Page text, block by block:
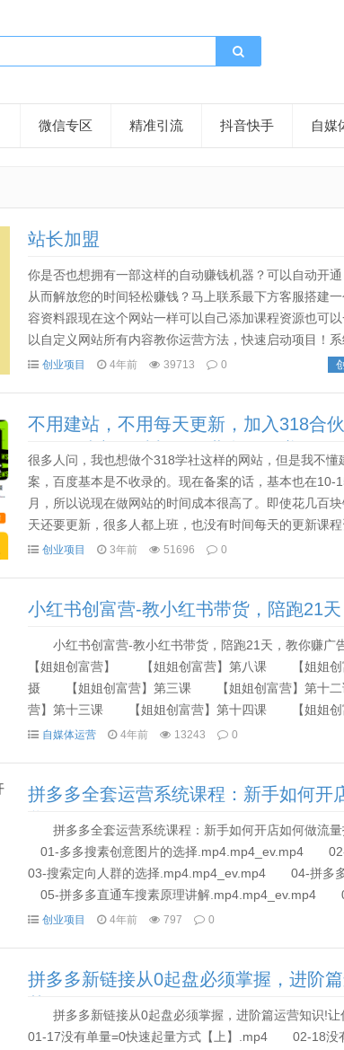
微信专区 精准引流 抖音快手 自媒
站长加盟
你是否也想拥有一部这样的自动赚钱机器？可以自动开
从而解放您的时间轻松赚钱？马上联系最下方客服搭建
容资料跟现在这个网站一样可以自己添加课程资源也可
以自定义网站所有内容教你运营方法，快速启动项目！
决流量问题这个系统的核心在于可以帮你自动化吸粉裂
创业项目 4年前 39713 0
不用建站，不用每天更新，加入318合
课程，卖初级站长，创业合伙人赚钱
很多人问，我也想做个318学社这样的网站，但是我不
案，百度基本是不收录的。现在备案的话，基本也在10-
月，所以说现在做网站的时间成本很高了。即使花几百
天还要更新，很多人都上班，也没有时间每天的更新课
知道现在百度对网赚类的网站不是很友好了，很多站做
创业项目 3年前 51696 0
小红书创富营-教小红书带货，陪跑21
小红书创富营-教小红书带货，陪跑21天，教
【姐姐创富营】 【姐姐创富营】第八课 【姐姐
摄 【姐姐创富营】第三课 【姐姐创富营】第十
营】第十三课 【姐姐创富营】第十四课 【姐姐
【姐姐创富营】第五课 【姐姐创富营】开班 【
自媒体运营 4年前 13243 0
拼多多全套运营系统课程：新手如何开
拼多多全套运营系统课程：新手如何开店如何
01-多多搜素创意图片的选择.mp4.mp4_ev.mp4
03-搜索定向人群的选择.mp4.mp4_ev.mp4 04-拼多
05-拼多多直通车搜素原理讲解.mp4.mp4_ev.mp4
创业项目 4年前 797 0
拼多多新链接从0起盘必须掌握，进阶
拼多多新链接从0起盘必须掌握，进阶篇运营
01-17没有单量=0快速起量方式【上】.mp4 02-18